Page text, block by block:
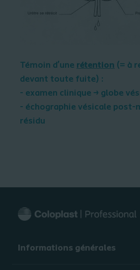
Témoin d’une rétention (= à
devant toute fuite) :
- examen clinique → globe
- échographie vésicale post-
résidu
Informations générales​